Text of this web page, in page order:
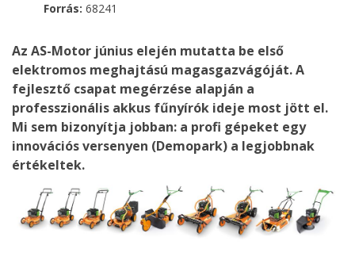
Forrás: 68241
Az AS-Motor június elején mutatta be első
elektromos meghajtású magasgazvágóját. A
fejlesztő csapat megérzése alapján a
professzionális akkus fűnyírók ideje most jött el.
Mi sem bizonyítja jobban: a profi gépeket egy
innovációs versenyen (Demopark) a legjobbnak
értékeltek.